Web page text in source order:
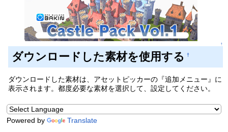
↑
ダウンロードした素材を使用する †
ダウンロードした素材は、アセットピッカーの『追加メニュー』に
表示されます。都度必要な素材を選択して、設定してください。
Powered by
Translate